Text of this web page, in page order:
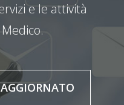
e le attività